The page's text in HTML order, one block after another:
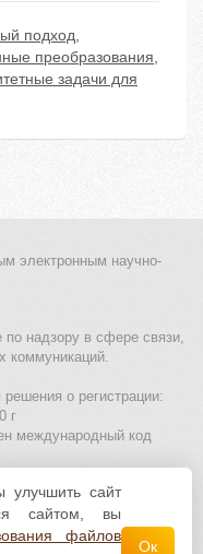
подход,
преобразования,
задачи для
электронным научно-
надзору в сфере связи,
коммуникаций.
о регистрации:
г
международный код
для детей
Политика обработки и
сайт
сайтом, вы
файлов
Ок